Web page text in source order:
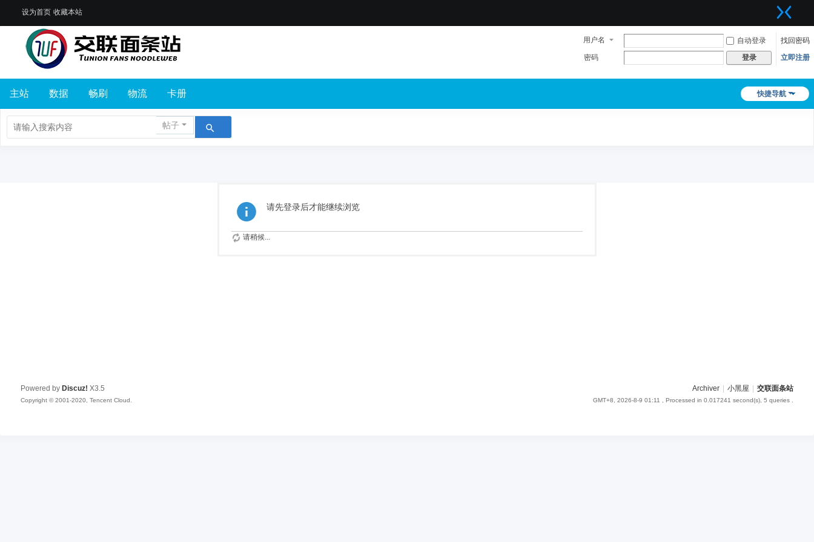
设为首页 收藏本站
用户名 自动登录
找回密码
密码
登录 立即注册
快捷导航
主站 数据 畅刷 物流 卡册
帖子
请先登录后才能继续浏览
请稍候...
Archiver 小黑屋 交联面条站
GMT+8, 2026-8-9 01:11 , Processed in 0.017241 second(s), 5 queries .
Powered by Discuz! X3.5
Copyright © 2001-2020, Tencent Cloud.